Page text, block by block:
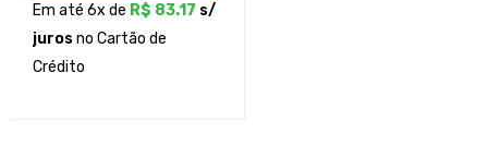
Em até 6x de R$ 83.17 s/
juros no Cartão de
Crédito